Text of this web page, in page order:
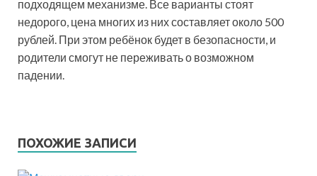
подходящем механизме. Все варианты стоят
недорого, цена многих из них составляет около 500
рублей. При этом ребёнок будет в безопасности, и
родители смогут не переживать о возможном
падении.
ПОХОЖИЕ ЗАПИСИ